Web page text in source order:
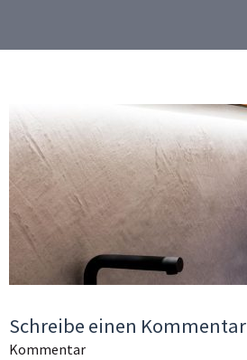
Schreibe einen Kommentar
Kommentar